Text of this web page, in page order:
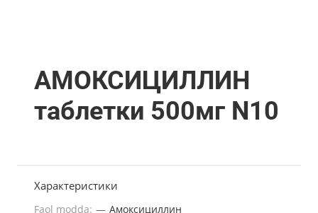
АМОКСИЦИЛЛИН
таблетки 500мг N10
Характеристики
Faol modda: — Амоксициллин